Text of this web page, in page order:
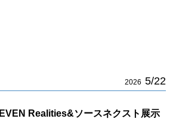
2026 5/22
EVEN Realities&ソースネクスト展示